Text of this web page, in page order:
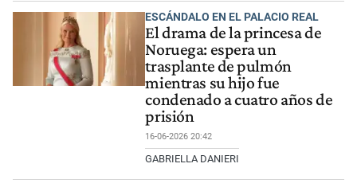
ESCÁNDALO EN EL PALACIO REAL
El drama de la princesa de
Noruega: espera un
trasplante de pulmón
mientras su hijo fue
condenado a cuatro años de
prisión
16-06-2026 20:42
GABRIELLA DANIERI